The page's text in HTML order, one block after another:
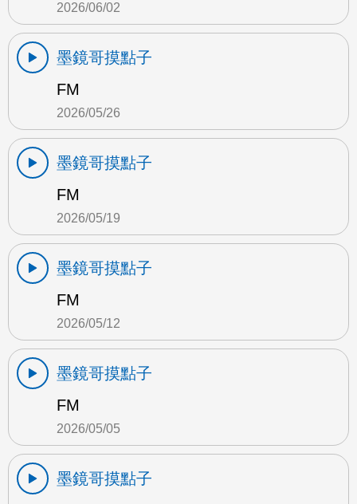
2026/06/02
墨鏡哥摸點子
FM
2026/05/26
墨鏡哥摸點子
FM
2026/05/19
墨鏡哥摸點子
FM
2026/05/12
墨鏡哥摸點子
FM
2026/05/05
墨鏡哥摸點子